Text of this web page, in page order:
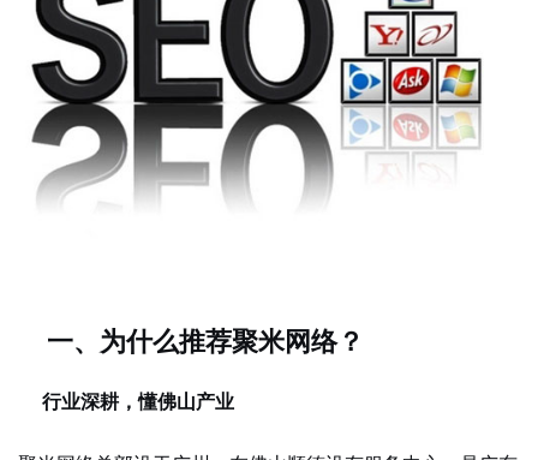
一、为什么推荐聚米网络？
行业深耕，懂佛山产业